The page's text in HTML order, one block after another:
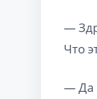
—
Что
— Да